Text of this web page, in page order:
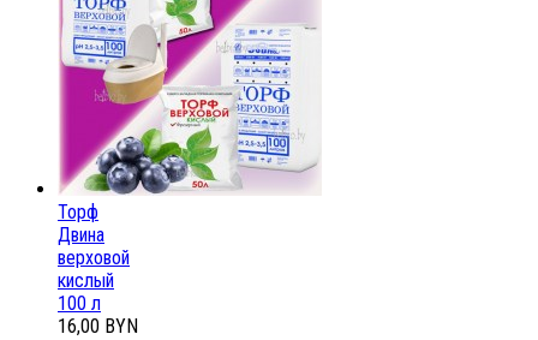
Торф
Двина
верховой
кислый
100 л
16,00 BYN